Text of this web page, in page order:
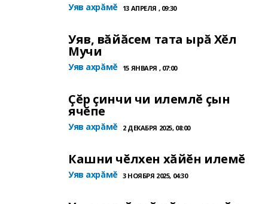
Уяв ахрăмĕ 13 АПРЕЛЯ , 09:30
Уяв, вăйăсем тата ырă Хĕл
Мучи
Уяв ахрăмĕ 15 ЯНВАРЯ , 07:00
Çĕр çинчи чи илемлĕ çын
ячĕпе
Уяв ахрăмĕ 2 ДЕКАБРЯ 2025, 08:00
Кашни чĕлхен хăйĕн илемĕ
Уяв ахрăмĕ 3 НОЯБРЯ 2025, 04:30